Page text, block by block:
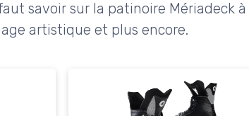
savoir sur la patinoire Mériadeck
artistique et plus encore.